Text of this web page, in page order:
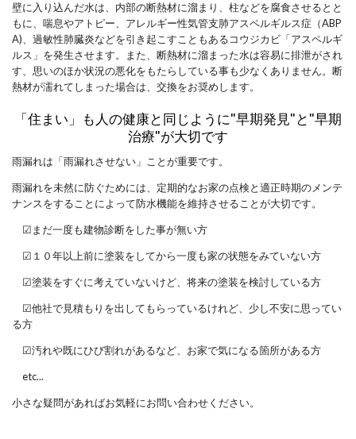
壁に入り込んだ水は、内部の断熱材に溜まり、柱などを腐食させるとと
もに、喘息やアトピー、アレルギー性気管支肺アスペルギルス症（ABP
A)、過敏性肺臓炎などを引き起こすこともあるコウジカビ「アスペルギ
ルス」を発生させます。また、断熱材に溜まった水は容易に排泄がされ
す、思いのほか状況の悪化をもたらしている事も少なくありません。断
熱材が濡れてしまった場合は、交換をお奨めします。
「住まい」も人の健康と同じように"早期発見"と"早期
治療"が大切です
雨漏れは「雨漏れさせない」ことが重要です。
雨漏れを未然に防ぐためには、定期的なお家の点検と適正時期のメンテ
ナンスをすることによって防水機能を維持させることが大切です。
☑まだ一度も建物診断をした事が無い方
☑１０年以上前に塗装をしてから一度も家の状態をみていない方
☑塗装をすぐに考えていないけど、将来の塗装を検討している方
☑他社で見積もりを出してもらっているけれど、少し不安に思ってい
る方
☑汚れや既にひび割れがあるなど、お家で気になる箇所がある方
etc...
小さな疑問があればお気軽にお問い合わせください。